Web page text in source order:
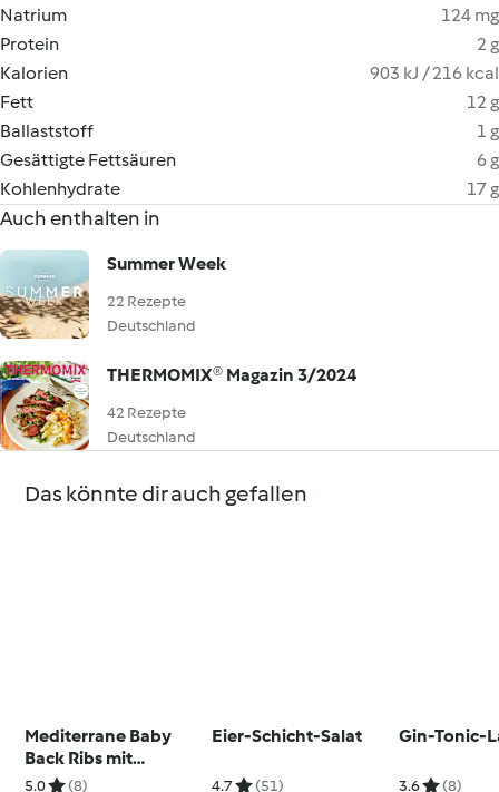
Natrium
124 mg
Protein
2 g
Kalorien
903 kJ / 216 kcal
Fett
12 g
Ballaststoff
1 g
Gesättigte Fettsäuren
6 g
Kohlenhydrate
17 g
Auch enthalten in
Summer Week
22 Rezepte
Deutschland
THERMOMIX® Magazin 3/2024
42 Rezepte
Deutschland
Das könnte dir auch gefallen
Mediterrane Baby
Back Ribs mit
Rosmarin-Glace
5.0 (8)
Eier-Schicht-Salat
4.7 (51)
Gin-Tonic-
3.6 (8)